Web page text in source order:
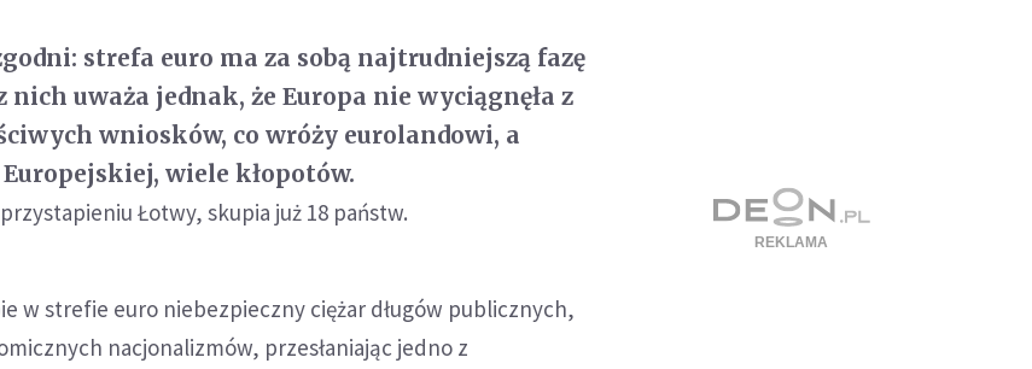
strefa euro ma za sobą najtrudniejszą fazę
nich uważa jednak, że Europa nie wyciągnęła z
wniosków, co wróży eurolandowi, a
wiele kłopotów.
Łotwy, skupia już 18 państw.
w strefie euro niebezpieczny ciężar długów publicznych,
nacjonalizmów, przesłaniając jedno z